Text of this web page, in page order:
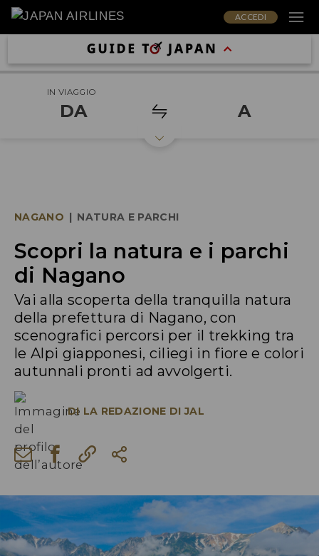
ACCEDI
IN VIAGGIO
DA A
NAGANO | NATURA E PARCHI
Scopri la natura e i parchi
di Nagano
Vai alla scoperta della tranquilla natura
della prefettura di Nagano, con
scenografici percorsi per il trekking tra
le Alpi giapponesi, ciliegi in fiore e colori
autunnali pronti ad avvolgerti.
DI LA REDAZIONE DI JAL